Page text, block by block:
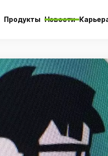
Продукты Новости